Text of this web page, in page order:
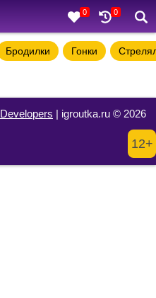
0 0
Бродилки Гонки
Developers | igroutka.ru © 2026
12+